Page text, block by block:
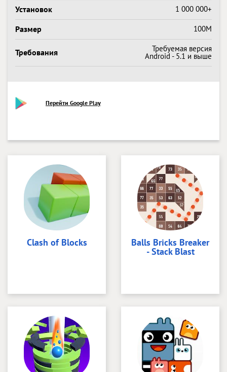
Установок 1 000 000+
Размер 100M
Требования Требуемая версия
Android - 5.1 и выше
Перейти Google Play
Clash of Blocks Balls Bricks Breaker
- Stack Blast